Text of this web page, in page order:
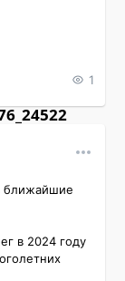
1
ближайшие
в 2024 году